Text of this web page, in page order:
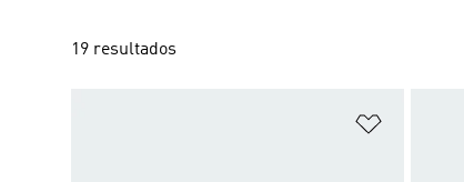
19 resultados